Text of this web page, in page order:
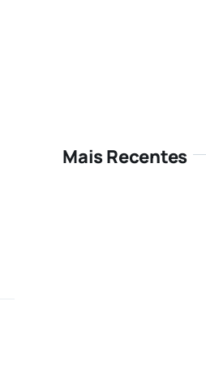
Mais Recentes